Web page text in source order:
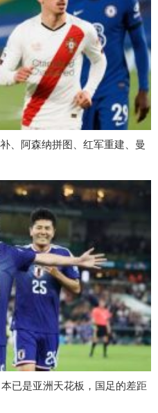
、阿森纳拼图、红军重建、曼
已是亚洲天花板，国足的差距